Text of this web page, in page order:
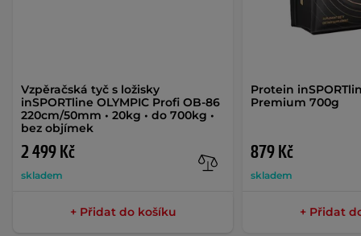
Vzpěračská tyč s ložisky
inSPORTline OLYMPIC Profi OB-86
220cm/50mm • 20kg • do 700kg •
bez objímek
2 499 Kč
skladem
+ Přidat do košíku
Protein
Premium 700g
879 Kč
skladem
+ Přidat